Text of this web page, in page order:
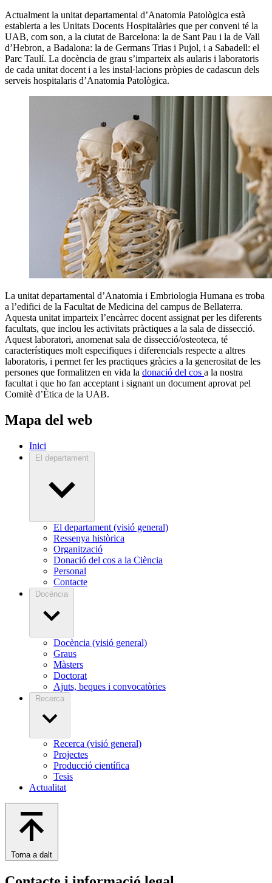
Actualment la unitat departamental d’Anatomia Patològica està
establerta a les Unitats Docents Hospitalàries que per conveni té la
UAB, com son, a la ciutat de Barcelona: la de Sant Pau i la de Vall
d’Hebron, a Badalona: la de Germans Trias i Pujol, i a Sabadell: el
Parc Taulí. La docència de grau s’imparteix als aularis i laboratoris
de cada unitat docent i a les instal·lacions pròpies de cadascun dels
serveis hospitalaris d’Anatomia Patològica.
La unitat departamental d’Anatomia i Embriologia Humana es troba
a l’edifici de la Facultat de Medicina del campus de Bellaterra.
Aquesta unitat imparteix l’encàrrec docent assignat per les diferents
facultats, que inclou les activitats pràctiques a la sala de dissecció.
Aquest laboratori, anomenat sala de dissecció/osteoteca, té
característiques molt especifiques i diferencials respecte a altres
laboratoris, i permet fer les practiques gràcies a la generositat de les
persones que formalitzen en vida la donació del cos a la nostra
facultat i que ho fan acceptant i signant un document aprovat pel
Comitè d’Ètica de la UAB.
Mapa del web
Inici
El departament
El departament (visió general)
Ressenya històrica
Organització
Donació del cos a la Ciència
Personal
Contacte
Docència
Docència (visió general)
Graus
Màsters
Doctorat
Ajuts, beques i convocatòries
Recerca
Recerca (visió general)
Projectes
Producció científica
Tesis
Actualitat
Torna a dalt